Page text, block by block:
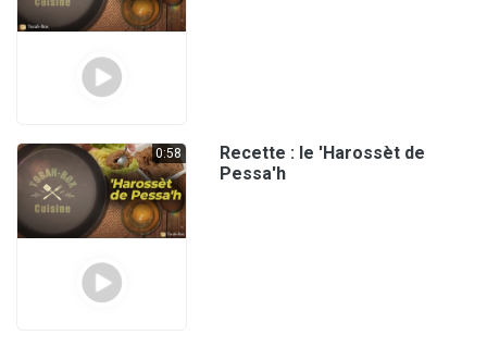
0:58
Recette : le 'Harossèt de
Pessa'h